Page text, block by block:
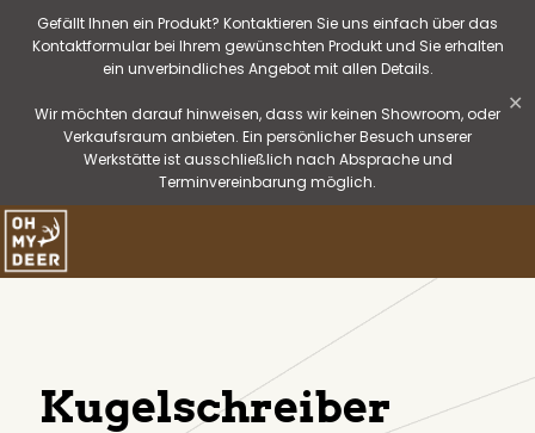
Gefällt Ihnen ein Produkt? Kontaktieren Sie uns einfach über das
Kontaktformular bei Ihrem gewünschten Produkt und Sie erhalten
ein unverbindliches Angebot mit allen Details.
Wir möchten darauf hinweisen, dass wir keinen Showroom, oder
Verkaufsraum anbieten. Ein persönlicher Besuch unserer
Werkstätte ist ausschließlich nach Absprache und
Terminvereinbarung möglich.
✕
Kugelschreiber